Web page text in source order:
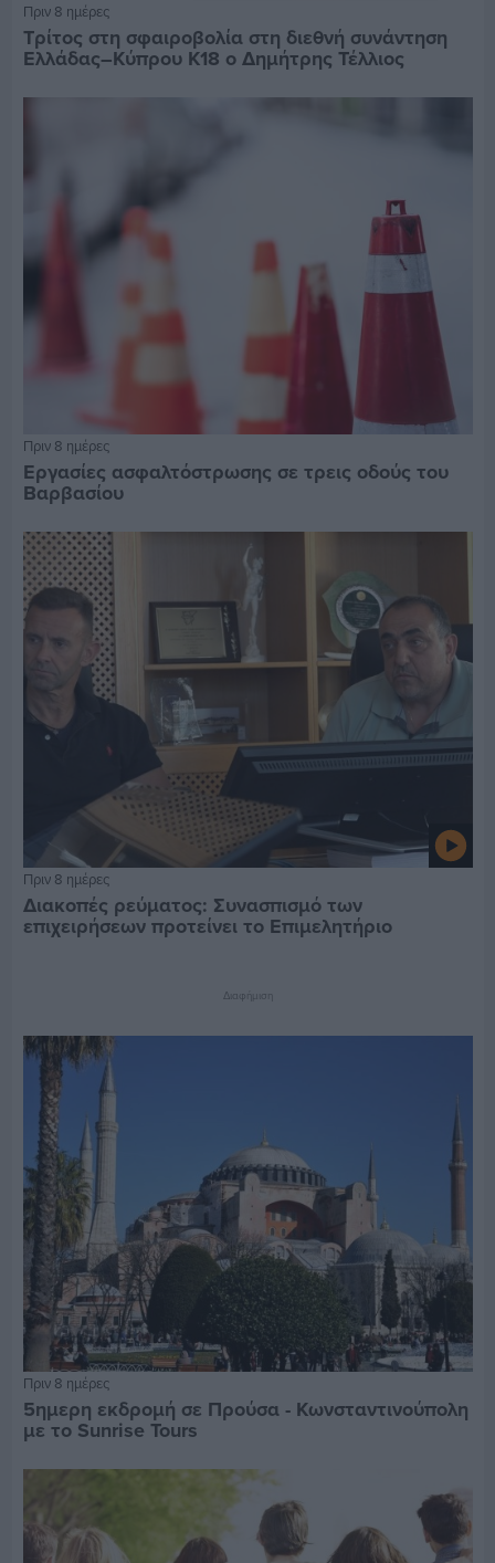
Πριν 8 ημέρες
Τρίτος στη σφαιροβολία στη διεθνή συνάντηση
Ελλάδας–Κύπρου Κ18 ο Δημήτρης Τέλλιος
Πριν 8 ημέρες
Εργασίες ασφαλτόστρωσης σε τρεις οδούς του
Βαρβασίου
Πριν 8 ημέρες
Διακοπές ρεύματος: Συνασπισμό των
επιχειρήσεων προτείνει το Επιμελητήριο
Διαφήμιση
Πριν 8 ημέρες
5ημερη εκδρομή σε Προύσα - Κωνσταντινούπολη
με το Sunrise Tours